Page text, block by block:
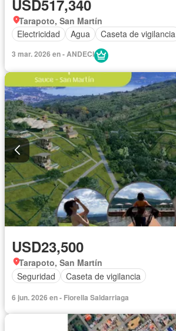
USD517,340
Tarapoto, San Martín
Electricidad
Agua Caseta de vigilancia
3 mar. 2026 en - ANDECI
USD23,500
Tarapoto, San Martín
Seguridad
Caseta de vigilancia
6 jun. 2026 en - Fiorella Saldarriaga